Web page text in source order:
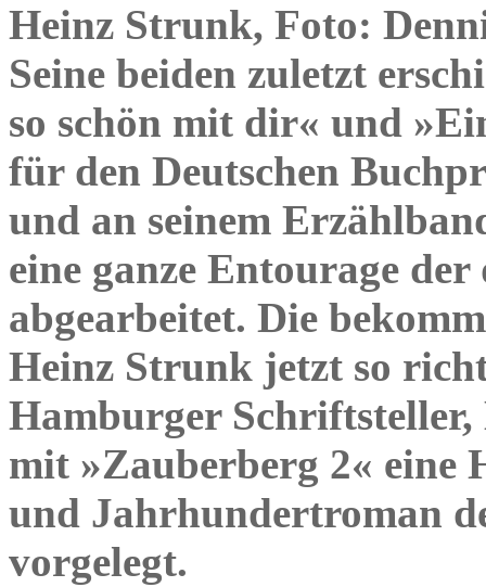
Heinz Strunk, Foto:
Seine beiden zuletzt
so schön mit dir« und
für den Deutschen
und an seinem
eine ganze Entourage
abgearbeitet. Die
Heinz Strunk jetzt so
Hamburger
mit »Zauberberg 2« eine
und Jahrhundertroman
vorgelegt.